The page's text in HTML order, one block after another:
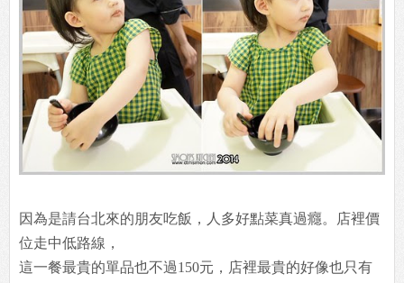
因為是請台北來的朋友吃飯，人多好點菜真過癮。店裡價
位走中低路線，
這一餐最貴的單品也不過150元，店裡最貴的好像也只有